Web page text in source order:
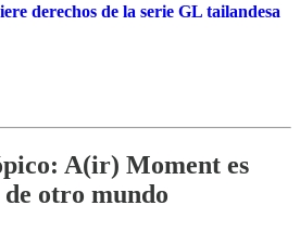
derechos de la serie GL tailandesa
A(ir) Moment es
otro mundo